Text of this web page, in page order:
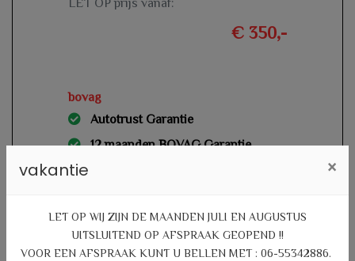
LET OP prijs vanaf:
€ 350,-
bovag
Autotrust Garantie
12 maanden BOVAG Garantie
12 maanden bovag garantie inclusief
dan 200.000 km. vraag naar de
voorwaarden!
vakantie ×
LET OP WIJ ZIJN DE MAANDEN JULI EN AUGUSTUS
UITSLUITEND OP AFSPRAAK GEOPEND !!
VOOR EEN AFSPRAAK KUNT U BELLEN MET : 06-55342886.